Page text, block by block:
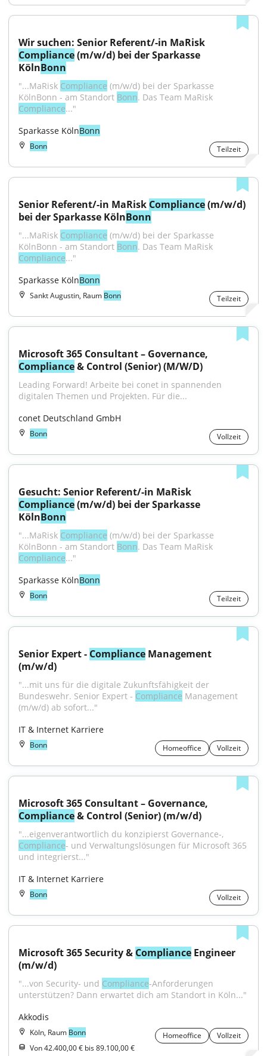
Compliance (m/w/d) bei der Sparkasse
KölnBonn
"...MaRisk Compliance (m/w/d) bei der Sparkasse
KölnBonn - am Standort Bonn
Compliance..."
Sparkasse KölnBonn
Bonn Teilzeit
Senior Referent/-in MaRisk Compliance (m/w/d)
bei der Sparkasse KölnBonn
"...MaRisk Compliance (m/w/d) bei der Sparkasse
KölnBonn - am Standort Bonn
Compliance..."
Sparkasse KölnBonn
Sankt Augustin, Raum Bonn Teilzeit
Compliance & Control (Senior) (M/W/D)
Leading Forward! Arbeite bei conet in spannenden
digitalen Themen und Projekten. Für die...
conet Deutschland GmbH
Bonn Vollzeit
Compliance (m/w/d) bei der Sparkasse
KölnBonn
"...MaRisk Compliance (m/w/d) bei der Sparkasse
KölnBonn - am Standort Bonn
Compliance..."
Sparkasse KölnBonn
Bonn Teilzeit
Senior Expert - Compliance Management
(m/w/d)
"...mit uns für die digitale Zukunftsfähigkeit der
Bundeswehr. Senior Expert - Compliance Management
(m/w/d) ab sofort..."
IT & Internet Karriere
Bonn Homeoffice Vollzeit
Compliance & Control (Senior) (m/w/d)
Compliance- und Verwaltungslösungen für Microsoft 365
und integrierst..."
IT & Internet Karriere
Bonn Vollzeit
Microsoft 365 Security & Compliance Engineer
(m/w/d)
"...von Security- und Compliance-Anforderungen
unterstützen? Dann erwartet dich am Standort in Köln..."
Akkodis
Köln, Raum Bonn Homeoffice
Vollzeit
Von 42.400,00 € bis 89.100,00 €